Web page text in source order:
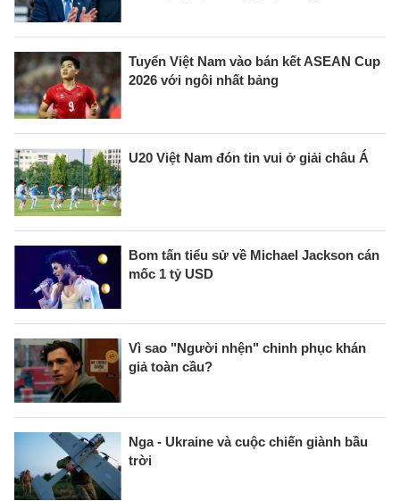
Tuyển Việt Nam vào bán kết ASEAN Cup
2026 với ngôi nhất bảng
U20 Việt Nam đón tin vui ở giải châu Á
Bom tấn tiểu sử về Michael Jackson cán
mốc 1 tỷ USD
Vì sao "Người nhện" chinh phục khán
giả toàn cầu?
Nga - Ukraine và cuộc chiến giành bầu
trời